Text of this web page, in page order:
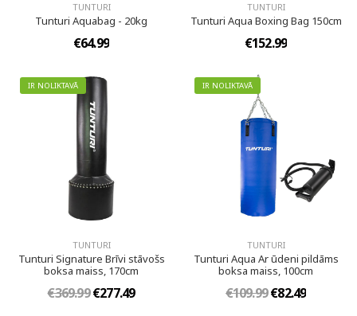
TUNTURI
Tunturi Aquabag - 20kg
€64.99
TUNTURI
Tunturi Aqua Boxing Bag 150cm
€152.99
IR NOLIKTAVĀ
TUNTURI
Tunturi Signature Brīvi stāvošs
boksa maiss, 170cm
€369.99€277.49
IR NOLIKTAVĀ
TUNTURI
Tunturi Aqua Ar ūdeni pildāms
boksa maiss, 100cm
€109.99€82.49